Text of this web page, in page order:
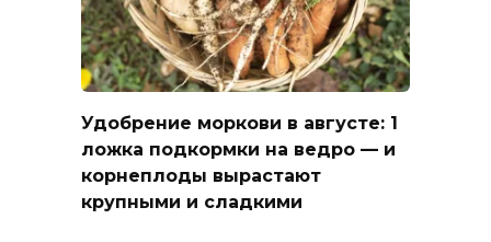
Удобрение моркови в августе: 1
ложка подкормки на ведро — и
корнеплоды вырастают
крупными и сладкими